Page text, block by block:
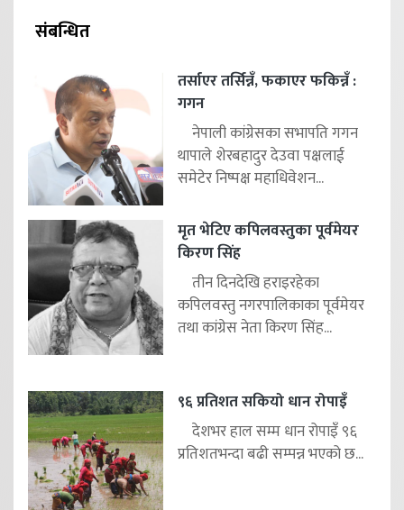
संबन्धित
तर्साएर तर्सिन्नँ, फकाएर फकिन्नँ :
गगन
नेपाली कांग्रेसका सभापति गगन
थापाले शेरबहादुर देउवा पक्षलाई
समेटेर निष्पक्ष महाधिवेशन...
मृत भेटिए कपिलवस्तुका पूर्वमेयर
किरण सिंह
तीन दिनदेखि हराइरहेका
कपिलवस्तु नगरपालिकाका पूर्वमेयर
तथा कांग्रेस नेता किरण सिंह...
९६ प्रतिशत सकियो धान रोपाइँ
देशभर हाल सम्म धान रोपाइँ ९६
प्रतिशतभन्दा बढी सम्पन्न भएको छ...